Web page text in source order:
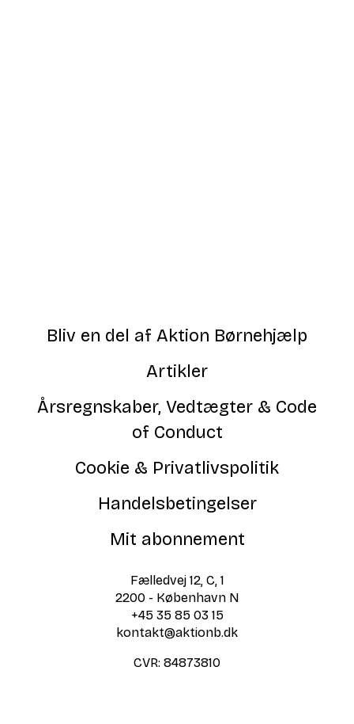
Bliv en del af Aktion Børnehjælp
Artikler
Årsregnskaber, Vedtægter & Code
of Conduct
Cookie & Privatlivspolitik
Handelsbetingelser
Mit abonnement
Fælledvej 12, C, 1
2200 - København N
+45 35 85 03 15
kontakt@aktionb.dk
CVR: 84873810